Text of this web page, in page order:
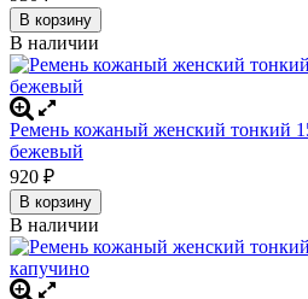
В корзину
В наличии
Ремень кожаный женский тонкий
бежевый
920 ₽
В корзину
В наличии